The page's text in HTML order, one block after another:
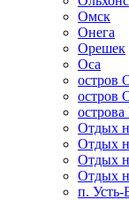
Омск
Онега
Орешек
Оса
остров
остров
Отдых
Отдых
Отдых
Отдых
п. Усть-